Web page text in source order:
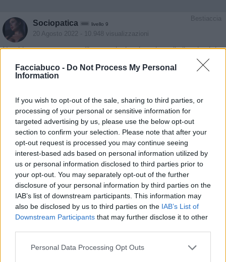
Facciabuco - Do Not Process My Personal
Information
If you wish to opt-out of the sale, sharing to third parties, or
processing of your personal or sensitive information for
targeted advertising by us, please use the below opt-out
section to confirm your selection. Please note that after your
opt-out request is processed you may continue seeing
interest-based ads based on personal information utilized by
us or personal information disclosed to third parties prior to
your opt-out. You may separately opt-out of the further
disclosure of your personal information by third parties on the
IAB’s list of downstream participants. This information may
also be disclosed by us to third parties on the IAB’s List of
Downstream Participants that may further disclose it to other
Personal Data Processing Opt Outs
Bestiaccia
Sociopatica livello 9
20 Agosto 2022 - 10.948 visualizzazioni
Non bisogna essere gentili con tutti, alcuni meritano il silenzio,altri
È solo un consiglio